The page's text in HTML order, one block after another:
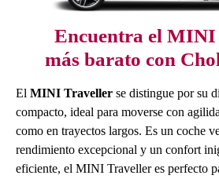
Encuentra el
más barato con
El MINI Traveller se distingue por su
compacto, ideal para moverse con
como en trayectos largos. Es un coche
rendimiento excepcional y un confort
eficiente, el MINI Traveller es perfecto